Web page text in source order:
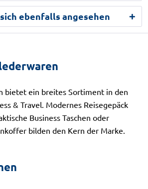
ebenfalls angesehen
bietet ein breites Sortiment in den
& Travel. Modernes Reisegepäck
Business Taschen oder
bilden den Kern der Marke.